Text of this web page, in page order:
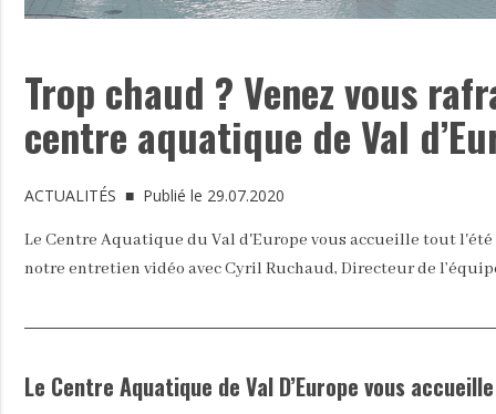
Trop chaud ? Venez vous
centre aquatique de Val
ACTUALITÉS ■ Publié le 29.07.2020
Le Centre Aquatique du Val d'Europe vous accueille tout
notre entretien vidéo avec Cyril Ruchaud, Directeur de
Le Centre Aquatique de Val D’Europe vous